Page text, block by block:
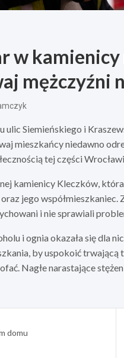
w
mężczyźni
ulic Siemieńskiego i
mieszkańcy niedawno
tej części
kamienicy Kleczków,
jego
i nie sprawiali
i ognia okazała się dla
by uspokoić
Nagłe narastające
domu